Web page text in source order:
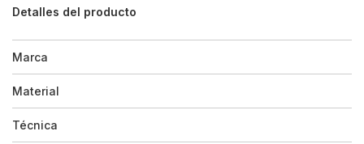
Detalles del producto
Marca
Material
Técnica